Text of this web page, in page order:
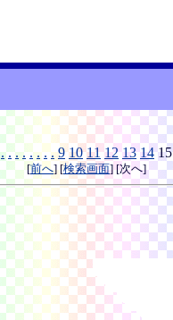
. . . . . . . . 9 10 11 12 13 1415
[前へ] [検索画面] [次へ]